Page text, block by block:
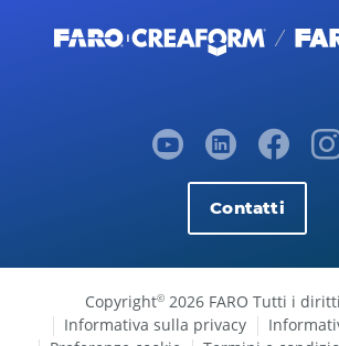
Contatti
Copyright©2026 FARO Tutti i
Informativa sulla privacy